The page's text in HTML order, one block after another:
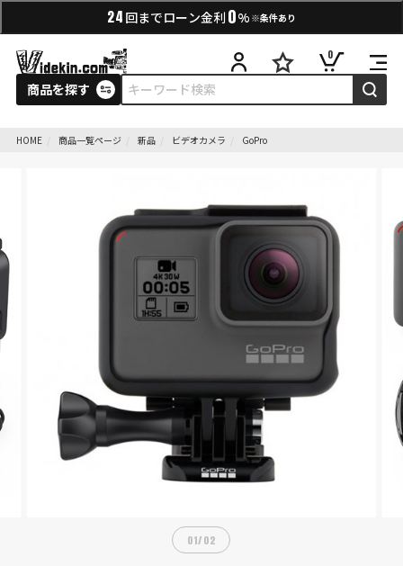
24 回までローン金利 0% ※条件あり
商品を探す
0
HOME 商品一覧ページ 新品 ビデオカメラ GoPro
01/02